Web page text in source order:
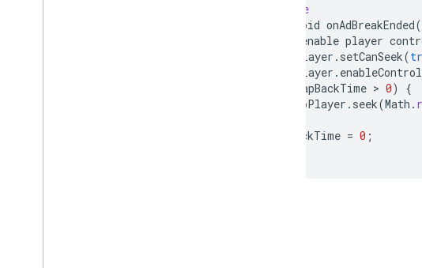
@Override
void onAdBreakEnded
enable player
videoPlayer . setCanSeek(
videoPlayer .
snapBackTime > 0)
{
videoPlayer . seek(Math .
snapBackTime = 0 ;